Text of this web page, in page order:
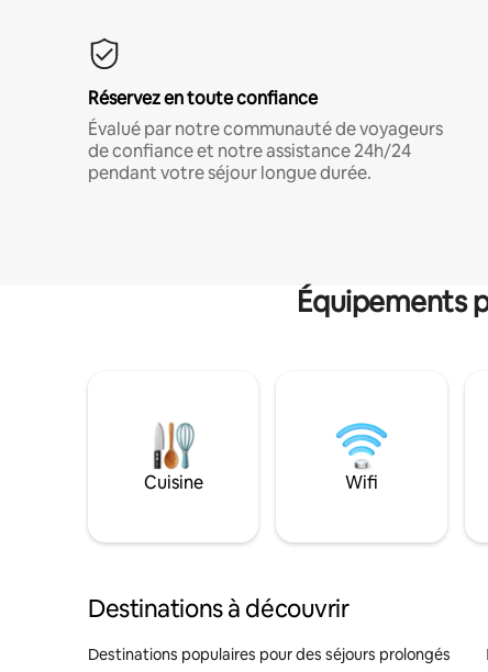
Réservez en toute confiance
Évalué par notre communauté de voyageurs
de confiance et notre assistance 24h/24
pendant votre séjour longue durée.
Équipements
Cuisine Wifi
Destinations à découvrir
Destinations populaires pour des séjours prolongés